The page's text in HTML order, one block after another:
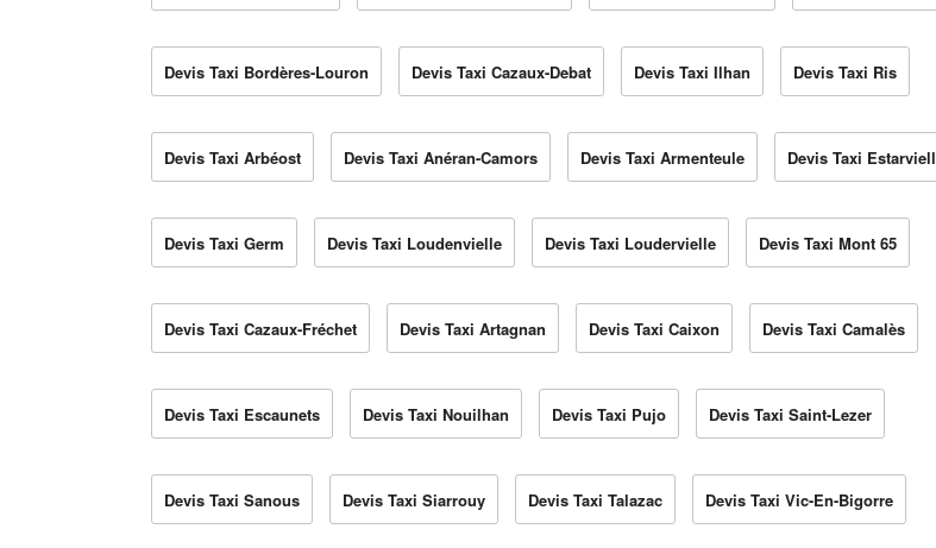
Devis Taxi Bordères-Louron Devis Taxi Cazaux-Debat Devis Taxi Ilhan Devis Taxi Ris
Devis Taxi Arbéost Devis Taxi Anéran-Camors Devis Taxi Armenteule Devis Taxi
Devis Taxi Germ Devis Taxi Loudenvielle Devis Taxi Loudervielle Devis Taxi Mont 65
Devis Taxi Cazaux-Fréchet Devis Taxi Artagnan Devis Taxi Caixon Devis Taxi Camalès
Devis Taxi Escaunets Devis Taxi Nouilhan Devis Taxi Pujo Devis Taxi Saint-Lezer
Devis Taxi Sanous Devis Taxi Siarrouy Devis Taxi Talazac Devis Taxi Vic-En-Bigorre